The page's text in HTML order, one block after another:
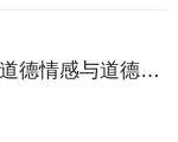
德情感与道德规